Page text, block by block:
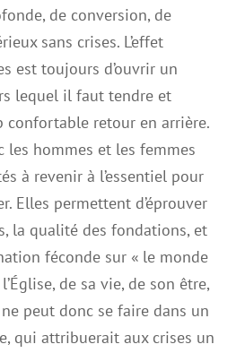
de conversion, de
sans crises. L’effet
est toujours d’ouvrir un
lequel il faut tendre et
confortable retour en arrière.
les hommes et les femmes
à revenir à l’essentiel pour
Elles permettent d’éprouver
la qualité des fondations, et
féconde sur « le monde
l’Église, de sa vie, de son être,
peut donc se faire dans un
qui attribuerait aux crises un